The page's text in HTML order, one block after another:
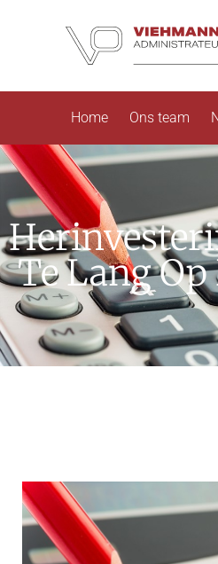
Home Ons team
Te Lang Op